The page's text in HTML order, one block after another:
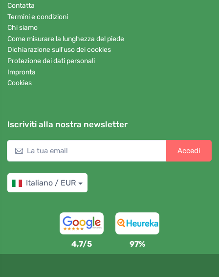
Contatta
Termini e condizioni
Chi siamo
Come misurare la lunghezza del piede
Dichiarazione sull'uso dei cookies
Protezione dei dati personali
Impronta
Cookies
Iscriviti alla nostra newsletter
Accedi
Italiano / EUR
4,7/5 97%